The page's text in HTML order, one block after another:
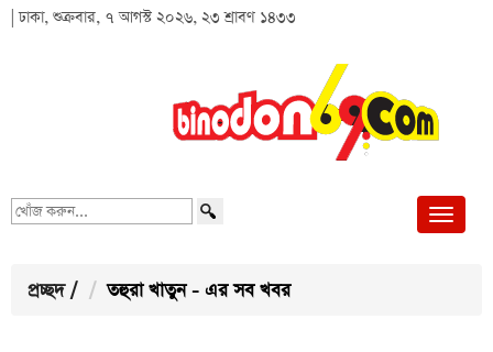
| ঢাকা, শুক্রবার, ৭ আগস্ট ২০২৬, ২৩ শ্রাবণ ১৪৩৩
খোঁজ
প্রচ্ছদ / তহুরা খাতুন - এর সব খবর